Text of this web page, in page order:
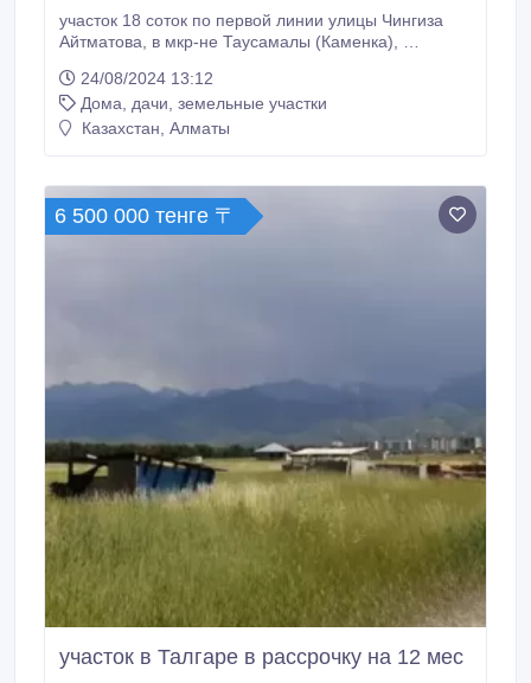
участок 18 соток по первой линии улицы Чингиза
Айтматова, в мкр-не Таусамалы (Каменка), ​
Удобно под любой вид деятельности -
строительства дома, офиса, цеха, СТО. Размер
участка 22*85 метров..
24/08/2024 13:12
Дома, дачи, земельные участки
Казахстан, Алматы
6 500 000 тенге 〒
участок в Талгаре в рассрочку на 12 мес